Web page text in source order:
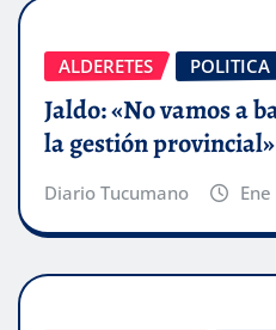
ALDERETES POLITICA
Jaldo: «No vamos a
la gestión provincial»
Diario Tucumano